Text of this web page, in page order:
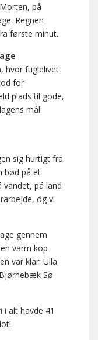
på
Regnen
første minut.
hvor fuglelivet
for
plads til gode,
mål:
sig hurtigt fra
bød på et
vandet, på land
og vi
gennem
varm kop
var klar: Ulla
Sø.
alt havde 41